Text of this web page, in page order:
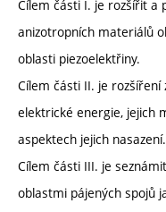
Cílem části I. je rozšířit a
anizotropních materiálů
oblasti piezoelektřiny.
Cílem části II. je
elektrické energie, jejich
aspektech jejich nasazení.
Cílem části III. je
oblastmi pájených spojů